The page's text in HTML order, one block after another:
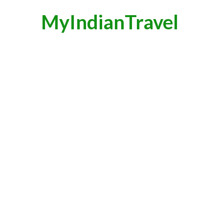
MyIndianTravel